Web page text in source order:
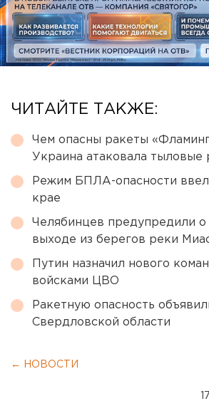
ЧИТАЙТЕ ТАКЖЕ:
Чем опасны ракеты
Украина атаковала
Режим БПЛА-опасности
крае
Челябинцев предупредили
выходе из берегов реки
Путин назначил нового
войсками ЦВО
Ракетную опасность
Свердловской области
← НОВОСТИ